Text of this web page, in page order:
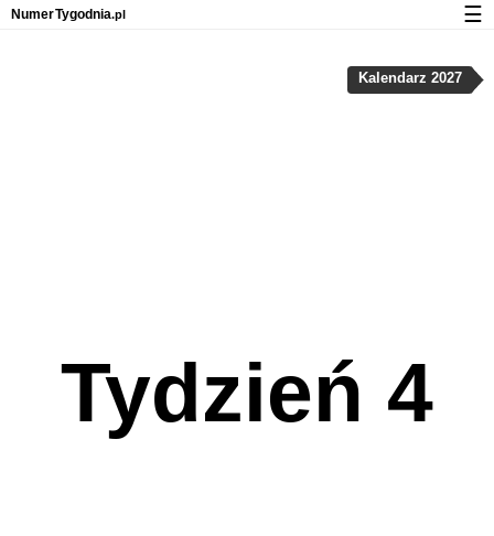
Tydzień 4
Kalendarz 2027
NumerTygodnia.pl ☰